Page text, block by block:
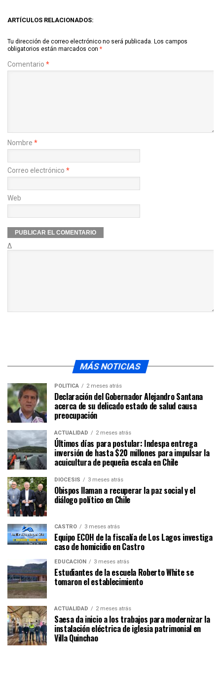
ARTÍCULOS RELACIONADOS:
Tu dirección de correo electrónico no será publicada. Los campos
obligatorios están marcados con *
Comentario *
Nombre *
Correo electrónico *
Web
Δ
MÁS NOTICIAS
POLÍTICA 2 meses atrás
Declaración del Gobernador Alejandro Santana
acerca de su delicado estado de salud causa
preocupación
ACTUALIDAD 2 meses atrás
Últimos días para postular: Indespa entrega
inversión de hasta $20 millones para impulsar la
acuicultura de pequeña escala en Chile
DIÓCESIS 3 meses atrás
Obispos llaman a recuperar la paz social y el
diálogo político en Chile
CASTRO 3 meses atrás
Equipo ECOH de la fiscalía de Los Lagos investiga
caso de homicidio en Castro
EDUCACIÓN 3 meses atrás
Estudiantes de la escuela Roberto White se
tomaron el establecimiento
ACTUALIDAD 2 meses atrás
Saesa da inicio a los trabajos para modernizar la
instalación eléctrica de iglesia patrimonial en
Villa Quinchao